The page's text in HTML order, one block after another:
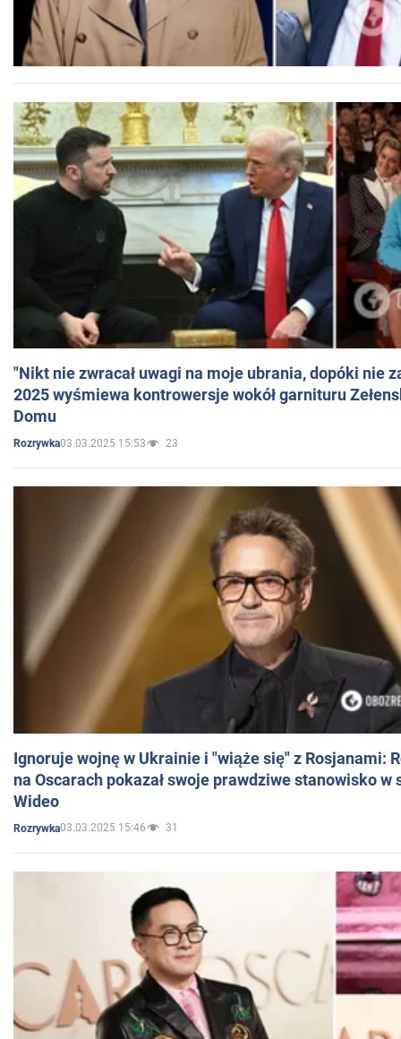
"Nikt nie zwracał uwagi na moje ubrania, dopóki nie
2025 wyśmiewa kontrowersje wokół garnituru
Domu
Rozrywka03.03.2025 15:53 23
Ignoruje wojnę w Ukrainie i "wiąże się" z Rosjanami:
na Oscarach pokazał swoje prawdziwe stanowisko w
Wideo
Rozrywka03.03.2025 15:46 31